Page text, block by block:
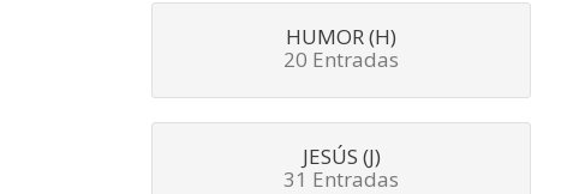
HUMOR (H)
20 Entradas
JESÚS (J)
31 Entradas